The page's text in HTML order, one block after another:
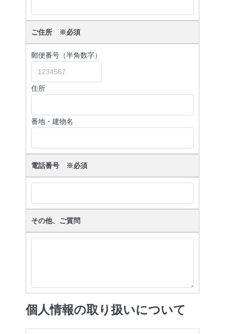
ご住所 ※必須
郵便番号（半角数字）
住所
番地・建物名
電話番号 ※必須
その他、ご質問
個人情報の取り扱いについて